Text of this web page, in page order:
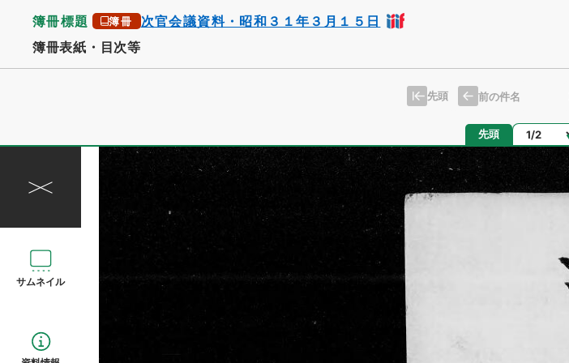
簿冊標題 簿冊 次官会議資料・昭和３１年３月１５日
簿冊表紙・目次等
先頭 前の件名
先頭 ページ
サムネイル